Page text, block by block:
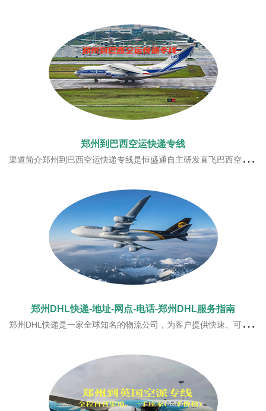
郑州到巴西空运快递专线
渠道简介郑州到巴西空运快递专线是恒盛通自主研发直飞巴西空运专线渠道，巴西专线利用了香港优质的航班资源直飞巴西，商业清关后交由巴西本土快递派送。为跨境B2C电商卖家量身打造的优质物流服务。全程时效快速，15-20天即可完成妥投。渠道优势快递时效，邮政价格可发含电、配电产品航班频率，一周六班24H有效上网率9
郑州DHL快递-地址-网点-电话-郑州DHL服务指南
郑州DHL快递是一家全球知名的物流公司，为客户提供快速、可靠的快递服务。在郑州，DHL设有多个网点，方便客户进行包裹的寄送和取件。下面是郑州DHL快递的地址、网点和电话信息，以及一些有关郑州DHL服务的指南。1. 郑州DHL快递地址： - 郑州河南省郑州国家经济技术开发区第三大街河南日报院内2. 郑州DHL快递网点